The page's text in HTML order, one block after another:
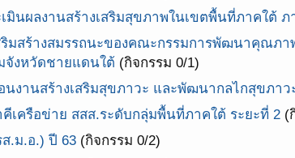
มินผลงานสร้างเสริมสุขภาพในเขตพื้นที่ภาคใต้
มสร้างสมรรถนะของคณะกรรมการพัฒนาคุณภ
จังหวัดชายแดนใต้ (กิจกรรม 0/1)
นงานสร้างเสริมสุขภาวะ และพัฒนากลไกสุขภา
เครือข่าย สสส.ระดับกลุ่มพื้นที่ภาคใต้ ระยะที่ 2 (
.ม.อ.) ปี 63 (กิจกรรม 0/2)